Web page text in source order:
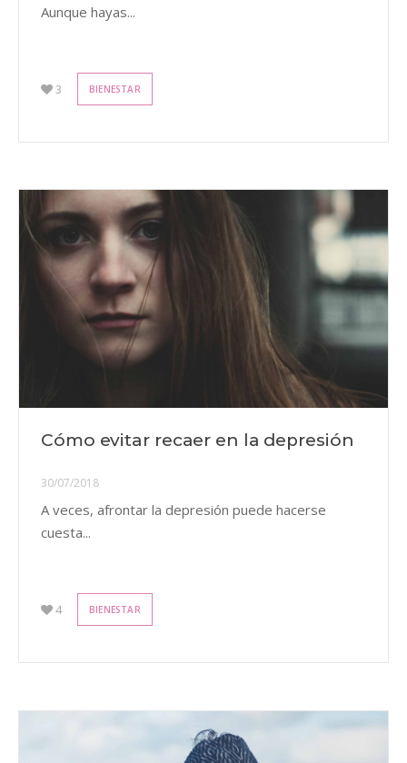
Aunque hayas...
3 BIENESTAR
Cómo evitar recaer en la depresión
30/07/2018
A veces, afrontar la depresión puede hacerse
cuesta...
4 BIENESTAR